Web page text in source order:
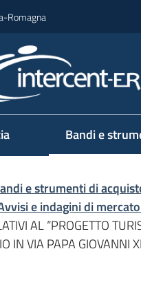
Romagna
Bandi e
e strumenti di
e indagini di mercato
AL “PROGETTO
IN VIA PAPA GIOVANNI